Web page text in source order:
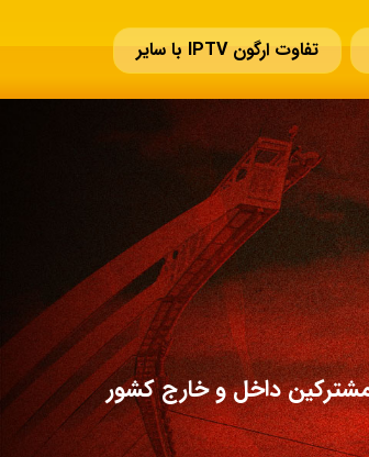
تفاوت ارگون IPTV با سایر
داخل و خارج کشور